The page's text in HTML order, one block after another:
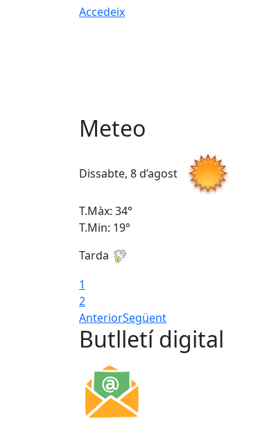
Accedeix
Meteo
Dissabte, 8 d’agost
T.Màx: 34°
T.Min: 19°
Tarda
1
2
AnteriorSegüent
Butlletí digital